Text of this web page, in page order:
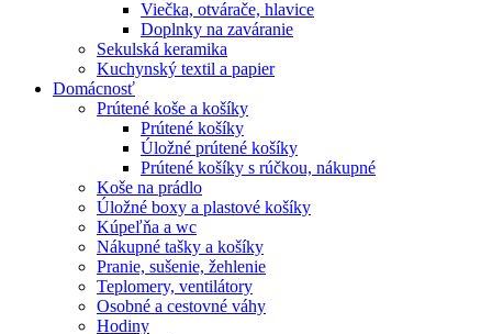
Viečka, otvárače, hlavice
Doplnky na zaváranie
Sekulská keramika
Kuchynský textil a papier
Domácnosť
Prútené koše a košíky
Prútené košíky
Úložné prútené košíky
Prútené košíky s rúčkou, nákupné
Koše na prádlo
Úložné boxy a plastové košíky
Kúpeľňa a wc
Nákupné tašky a košíky
Pranie, sušenie, žehlenie
Teplomery, ventilátory
Osobné a cestovné váhy
Hodiny